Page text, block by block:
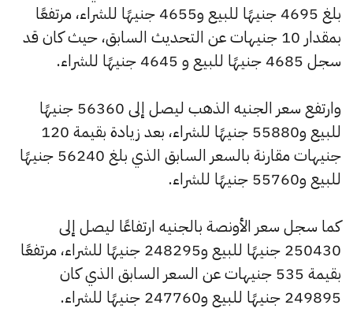
بلغ 4695 جنيهًا للبيع و4655 جنيهًا للشراء، مرتفعًا
بمقدار 10 جنيهات عن التحديث السابق، حيث كان قد
سجل 4685 جنيهًا للبيع و 4645 جنيهًا للشراء.
وارتفع سعر الجنيه الذهب ليصل إلى 56360 جنيهًا
للبيع و55880 جنيهًا للشراء، بعد زيادة بقيمة 120
جنيهات مقارنة بالسعر السابق الذي بلغ 56240 جنيهًا
للبيع و55760 جنيهًا للشراء.
كما سجل سعر الأونصة بالجنيه ارتفاعًا ليصل إلى
250430 جنيهًا للبيع و248295 جنيهًا للشراء، مرتفعًا
بقيمة 535 جنيهات عن السعر السابق الذي كان
249895 جنيهًا للبيع و247760 جنيهًا للشراء.